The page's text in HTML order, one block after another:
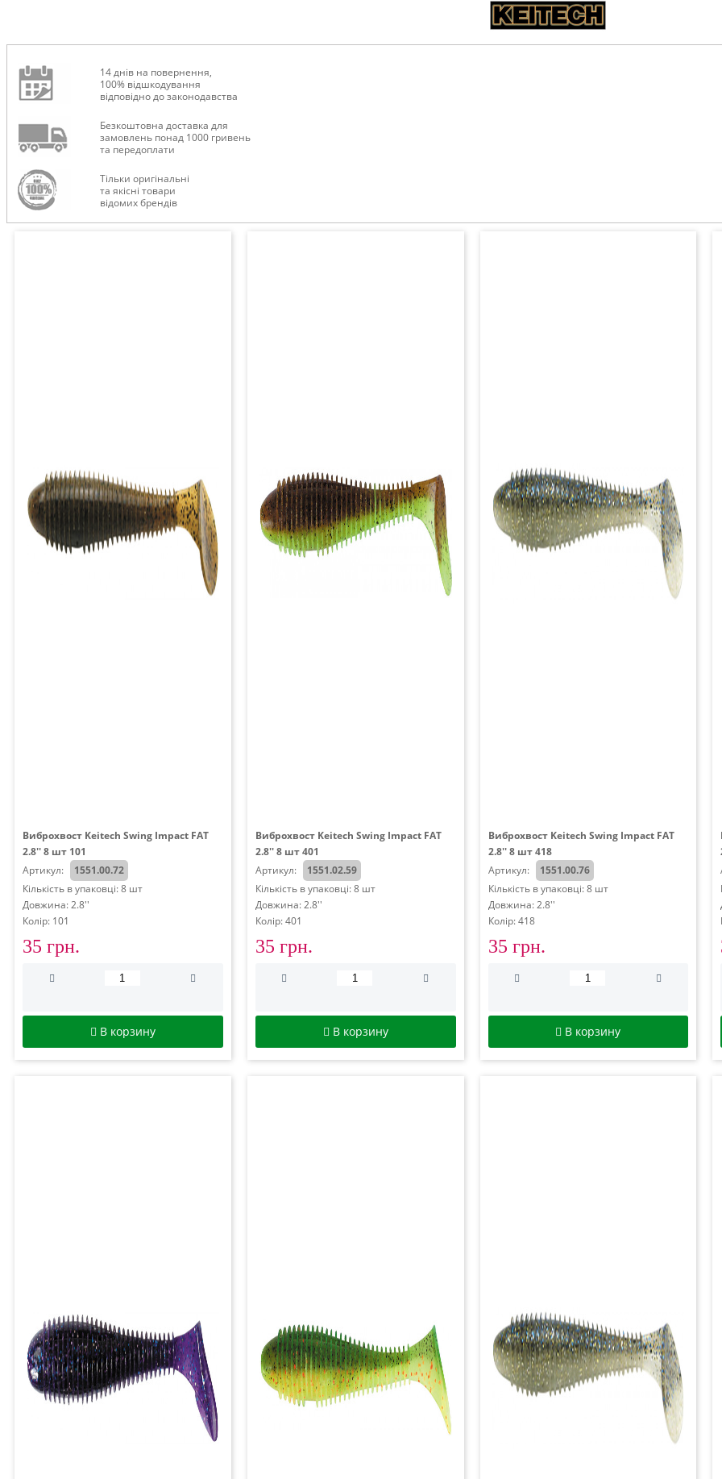
ТУРИЗМ
14 днів на повернення,
100% відшкодування
відповідно до законодавства
Безкоштовна доставка для
замовлень понад 1000 гривень
та передоплати
Тільки оригінальні
та якісні товари
відомих брендів
Виброхвост Keitech Swing Impact FAT
2.8'' 8 шт 101
Артикул:
1551.00.72
Кількість в упаковці: 8 шт
Довжина: 2.8''
Колір: 101
35 грн.
В корзину
Виброхвост Keitech Swing Impact FAT
2.8'' 8 шт 401
Артикул:
1551.02.59
Кількість в упаковці: 8 шт
Довжина: 2.8''
Колір: 401
35 грн.
В корзину
Виброхвост Keitech Swing Impact FAT
2.8'' 8 шт 418
Артикул:
1551.00.76
Кількість в упаковці: 8 шт
Довжина: 2.8''
Колір: 418
35 грн.
В корзину